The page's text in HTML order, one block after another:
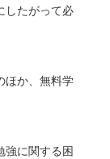
したがって必
ほか、無料学
強に関する困